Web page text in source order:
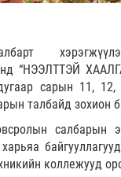
“НЭЭЛТТЭЙ
сарын 11, 12,
талбайд зохион
салбарын
коллежууд